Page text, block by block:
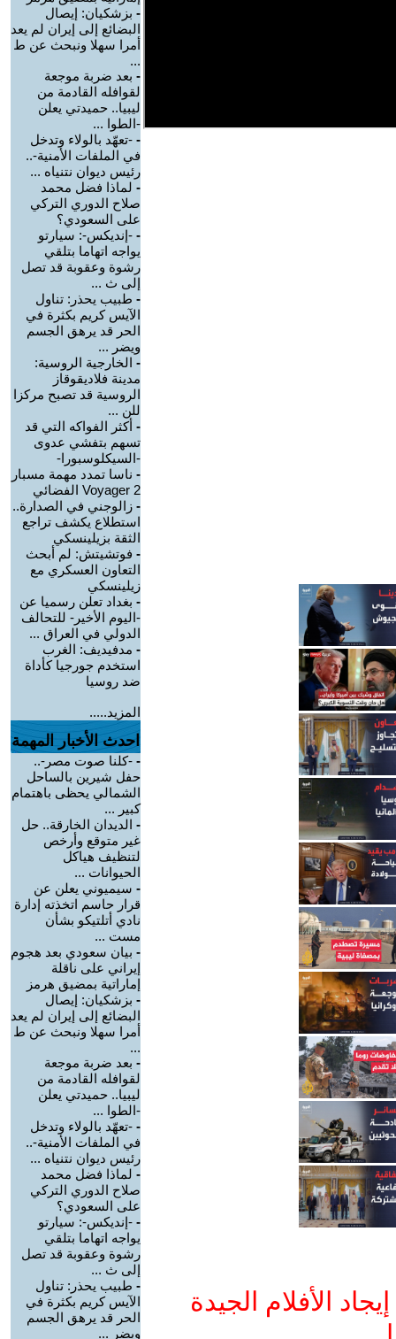
الأفلام الجيدة
- بزشكيان: إيصال
البضائع إلى إيران لم يعد
أمرا سهلا ونبحث عن ط
...
- بعد ضربة موجعة
لقوافله القادمة من
ليبيا.. حميدتي يعلن
-الطوا ...
- -تعهّد بالولاء وتدخل
في الملفات الأمنية-..
رئيس ديوان نتنياه ...
- لماذا فضل محمد
صلاح الدوري التركي
على السعودي؟
- -إنديكس-: سيارتو
يواجه اتهاما بتلقي
رشوة وعقوبة قد تصل
إلى ث ...
- طبيب يحذر: تناول
الآيس كريم بكثرة في
الحر قد يرهق الجسم
ويضر ...
- الخارجية الروسية:
مدينة فلاديقوقاز
الروسية قد تصبح مركزا
للن ...
- أكثر الفواكه التي قد
تسهم بتفشي عدوى
-السيكلوسبورا-
- ناسا تمدد مهمة مسبار
Voyager 2 الفضائي
- زالوجني في الصدارة..
استطلاع يكشف تراجع
الثقة بزيلينسكي
- فوتشيتش: لم أبحث
التعاون العسكري مع
زيلينسكي
- بغداد تعلن رسميا عن
-اليوم الأخير- للتحالف
الدولي في العراق ...
- مدفيديف: الغرب
استخدم جورجيا كأداة
ضد روسيا
المزيد.....
احدث الأخبار المهمة
- -كلنا صوت مصر-..
حفل شيرين بالساحل
الشمالي يحظى باهتمام
كبير ...
- الديدان الخارقة.. حل
غير متوقع وأرخص
لتنظيف هياكل
الحيوانات ...
- سيميوني يعلن عن
قرار حاسم اتخذته إدارة
نادي أتلتيكو بشأن
مست ...
- بيان سعودي بعد هجوم
إيراني على ناقلة
إماراتية بمضيق هرمز
- بزشكيان: إيصال
البضائع إلى إيران لم يعد
أمرا سهلا ونبحث عن ط
...
- بعد ضربة موجعة
لقوافله القادمة من
ليبيا.. حميدتي يعلن
-الطوا ...
- -تعهّد بالولاء وتدخل
في الملفات الأمنية-..
رئيس ديوان نتنياه ...
- لماذا فضل محمد
صلاح الدوري التركي
على السعودي؟
- -إنديكس-: سيارتو
يواجه اتهاما بتلقي
رشوة وعقوبة قد تصل
إلى ث ...
- طبيب يحذر: تناول
الآيس كريم بكثرة في
الحر قد يرهق الجسم
ويضر ...